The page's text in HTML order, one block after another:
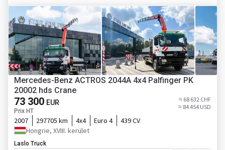
Mercedes-Benz ACTROS 2044A 4x4 Palfinger PK
20002 hds Crane
73 300 EUR
Prix HT
≈ 68 632 CHF
≈ 84 454 USD
2007 297705 km 4x4 Euro 4
439 CV
Hongrie, XVIII. kerület
Laslo Truck